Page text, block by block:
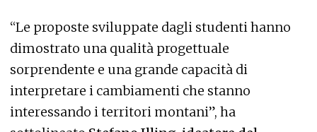
“Le proposte sviluppate dagli studenti hanno
dimostrato una qualità progettuale
sorprendente e una grande capacità di
interpretare i cambiamenti che stanno
interessando i territori montani”, ha